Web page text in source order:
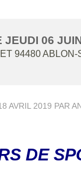
JEUDI 06
94480 ABLON-
AVRIL 2019 PAR
DE